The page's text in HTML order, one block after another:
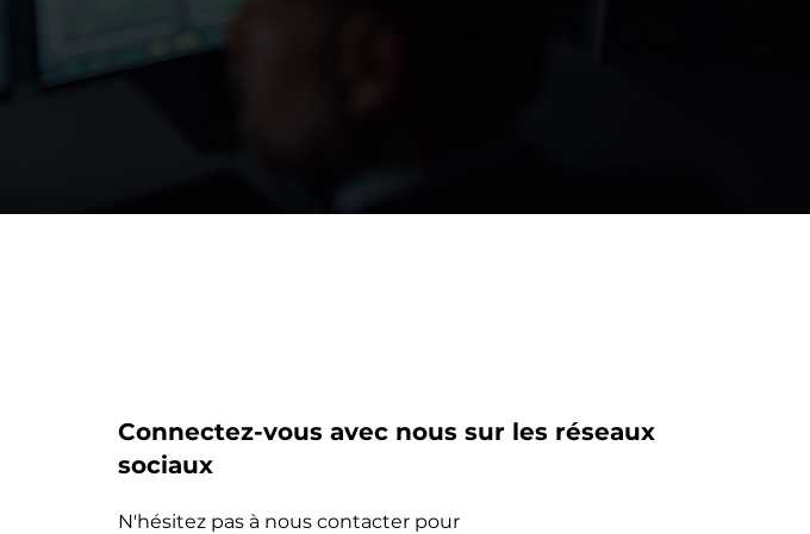
Connectez-vous avec nous sur les réseaux
sociaux
N'hésitez pas à nous contacter pour